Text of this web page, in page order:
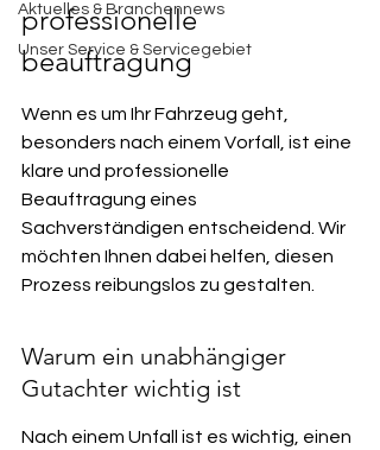
Aktuelles & Branchennews
Unser Service & Servicegebiet
professionelle
beauftragung
Wenn es um Ihr Fahrzeug geht,
besonders nach einem Vorfall, ist eine
klare und professionelle
Beauftragung eines
Sachverständigen entscheidend. Wir
möchten Ihnen dabei helfen, diesen
Prozess reibungslos zu gestalten.
Warum ein unabhängiger
Gutachter wichtig ist
Nach einem Unfall ist es wichtig, einen